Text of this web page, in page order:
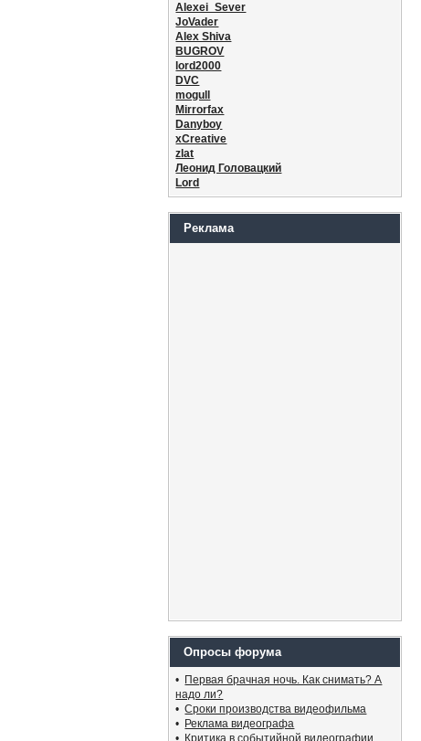
Alexei_Sever
JoVader
Alex Shiva
BUGROV
lord2000
DVC
mogull
Mirrorfax
Danyboy
xCreative
zlat
Леонид Головацкий
Lord
Реклама
Опросы форума
• Первая брачная ночь. Как снимать? А
надо ли?
•Сроки производства видеофильма
• Реклама видеографа
• Критика в событийной видеографии